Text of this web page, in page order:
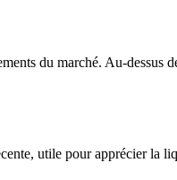
du marché. Au-dessus
utile pour apprécier la